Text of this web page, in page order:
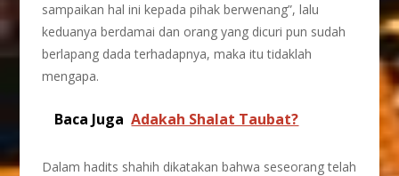
sampaikan hal ini kepada pihak berwenang”, lalu
keduanya berdamai dan orang yang dicuri pun sudah
berlapang dada terhadapnya, maka itu tidaklah
mengapa.
Baca Juga Adakah Shalat Taubat?
Dalam hadits shahih dikatakan bahwa seseorang telah